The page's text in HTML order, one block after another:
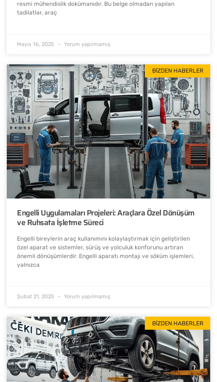
resmi mühendislik dokümanıdır. Bu belge olmadan yapılan
tadilatlar, araç
Mayıs 16, 2025 Yorum yapılmamış
BIZDEN HABERLER
Engelli Uygulamaları Projeleri: Araçlara Özel Dönüşüm
ve Ruhsata İşletme Süreci
Engelli bireylerin araç kullanımını kolaylaştırmak için geliştirilen
özel aparat ve sistemler, sürüş ve yolculuk konforunu artıran
önemli dönüşümlerdir. Engelli aparatı montajı ve söküm işlemleri,
yalnızca
Şubat 21, 2025 Yorum yapılmamış
BIZDEN HABERLER